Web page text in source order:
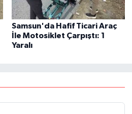
Samsun'da Hafif Ticari Araç
İle Motosiklet Çarpıştı: 1
Yaralı